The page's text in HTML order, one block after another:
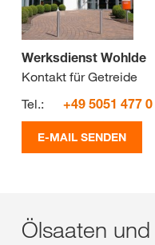
Werksdienst Wohlde
Kontakt für Getreide
Tel.:
+49 5051 477 0
E-MAIL SENDEN
Ölsaaten